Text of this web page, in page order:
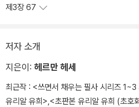
을 고발하며, 오늘의 청소년들은 어떤 삶을
제3장 67
저자 소개
지은이: 헤르만 헤세
최근작 : <쓰면서 채우는 필사 시리즈
유리알 유희>,<초판본 유리알 유희 (초호